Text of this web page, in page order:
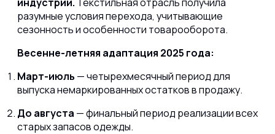
разумные условия перехода, учитывающие
сезонность и особенности товарооборота.
Весенне-летняя адаптация 2025 года:
Март-июль — четырехмесячный период для
выпуска немаркированных остатков в продажу.
До августа — финальный период реализации всех
старых запасов одежды.